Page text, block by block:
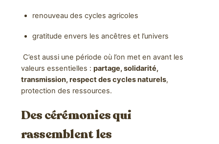
renouveau des cycles agricoles
gratitude envers les ancêtres et l’univers
C’est aussi une période où l’on met en avant les
valeurs essentielles : partage, solidarité,
transmission, respect des cycles naturels,
protection des ressources.
Des cérémonies qui
rassemblent les